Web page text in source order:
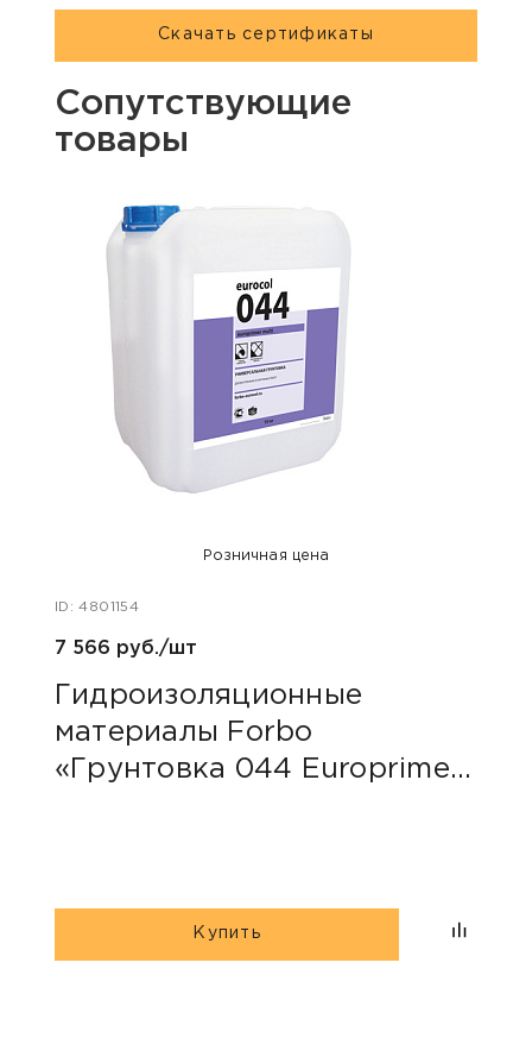
Скачать сертификаты
Сопутствующие
товары
Розничная цена
ID: 4801154
7 566 руб./шт
Гидроизоляционные
материалы Forbo
«Грунтовка 044 Europrimer
Купить